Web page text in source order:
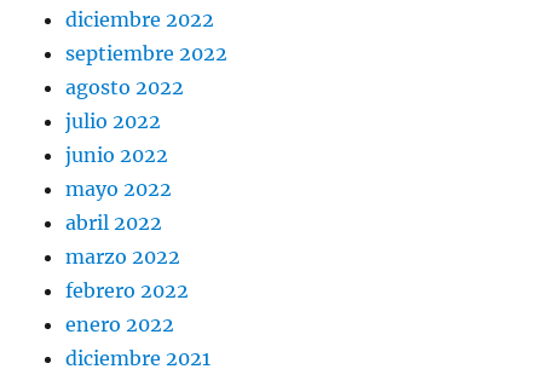
diciembre 2022
septiembre 2022
agosto 2022
julio 2022
junio 2022
mayo 2022
abril 2022
marzo 2022
febrero 2022
enero 2022
diciembre 2021